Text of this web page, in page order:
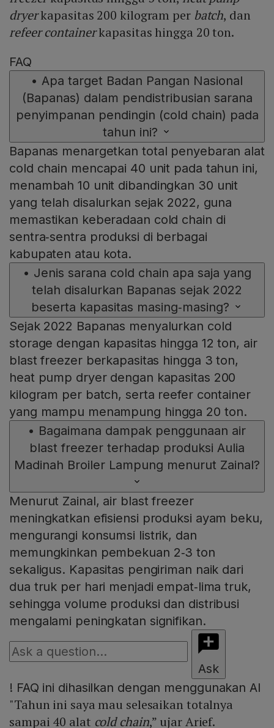
dryerkapasitas 200 kilogram per batch, dan
refeer containerkapasitas hingga 20 ton.
FAQ
• Apa target Badan Pangan Nasional
(Bapanas) dalam pendistribusian sarana
penyimpanan pendingin (cold chain) pada
tahun ini?
Bapanas menargetkan total penyebaran alat
cold chain mencapai 40 unit pada tahun ini,
menambah 10 unit dibandingkan 30 unit
yang telah disalurkan sejak 2022, guna
memastikan keberadaan cold chain di
sentra‑sentra produksi di berbagai
kabupaten atau kota.
• Jenis sarana cold chain apa saja yang
telah disalurkan Bapanas sejak 2022
beserta kapasitas masing‑masing?
Sejak 2022 Bapanas menyalurkan cold
storage dengan kapasitas hingga 12 ton, air
blast freezer berkapasitas hingga 3 ton,
heat pump dryer dengan kapasitas 200
kilogram per batch, serta reefer container
yang mampu menampung hingga 20 ton.
• Bagaimana dampak penggunaan air
blast freezer terhadap produksi Aulia
Madinah Broiler Lampung menurut Zainal?
Menurut Zainal, air blast freezer
meningkatkan efisiensi produksi ayam beku,
mengurangi konsumsi listrik, dan
memungkinkan pembekuan 2‑3 ton
sekaligus. Kapasitas pengiriman naik dari
dua truk per hari menjadi empat‑lima truk,
sehingga volume produksi dan distribusi
mengalami peningkatan signifikan.
Ask
! FAQ ini dihasilkan dengan menggunakan AI
"Tahun ini saya mau selesaikan totalnya
sampai 40 alat cold chain,” ujar Arief.